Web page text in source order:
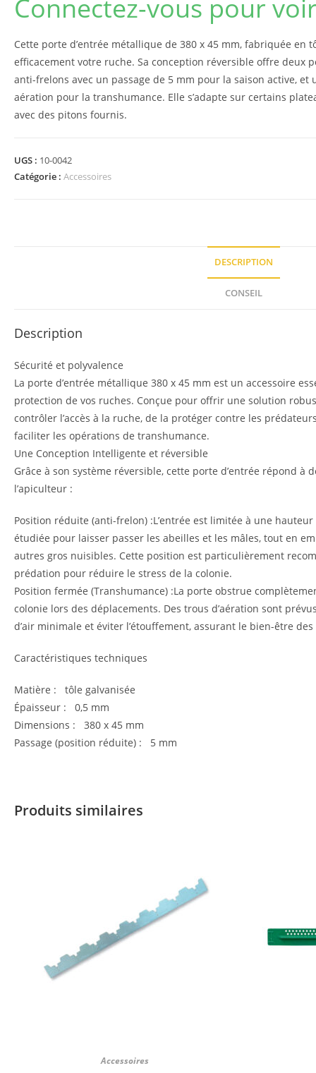
Connectez-vous pour
Cette porte d’entrée métallique de 380 x 45 mm, fabriquée en
efficacement votre ruche. Sa conception réversible offre deux
anti-frelons avec un passage de 5 mm pour la saison active, et
aération pour la transhumance. Elle s’adapte sur certains
avec des pitons fournis.
UGS : 10-0042
Catégorie : Accessoires
DESCRIPTION
CONSEIL
Description
Sécurité et polyvalence
La porte d’entrée métallique 380 x 45 mm est un accessoire
protection de vos ruches. Conçue pour offrir une solution
contrôler l’accès à la ruche, de la protéger contre les
faciliter les opérations de transhumance.
Une Conception Intelligente et réversible
Grâce à son système réversible, cette porte d’entrée répond à
l’apiculteur :
Position réduite (anti-frelon) :L’entrée est limitée à une
étudiée pour laisser passer les abeilles et les mâles, tout en
autres gros nuisibles. Cette position est particulièrement
prédation pour réduire le stress de la colonie.
Position fermée (Transhumance) :La porte obstrue
colonie lors des déplacements. Des trous d’aération sont
d’air minimale et éviter l’étouffement, assurant le bien-être
Caractéristiques techniques
Matière : tôle galvanisée
Épaisseur : 0,5 mm
Dimensions : 380 x 45 mm
Passage (position réduite) : 5 mm
Produits similaires
Accessoires